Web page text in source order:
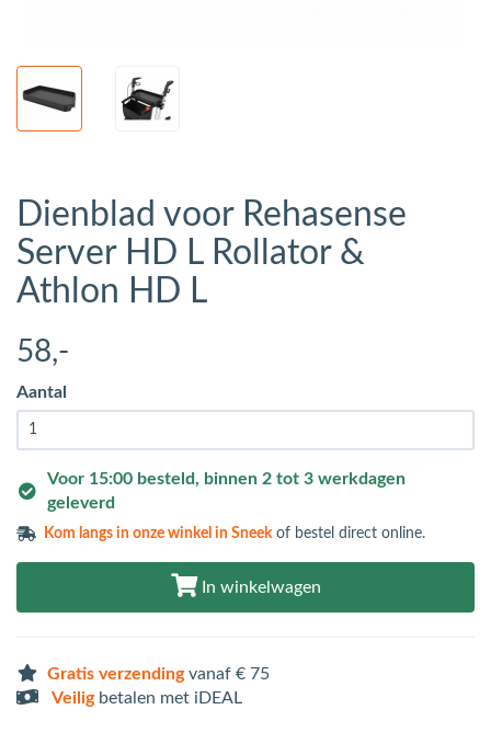
Dienblad voor Rehasense
Server HD L Rollator &
Athlon HD L
58,-
Aantal
Voor 15:00 besteld, binnen 2 tot 3 werkdagen
geleverd
Kom langs inonze winkel in Sneek of bestel direct online.
In winkelwagen
Gratis verzendingvanaf € 75
Veiligbetalen met iDEAL